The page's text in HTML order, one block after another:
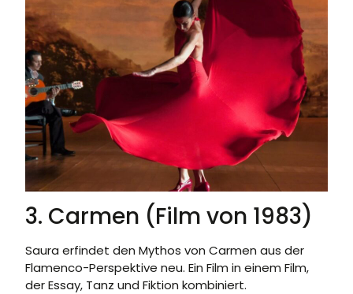
3. Carmen (Film von 1983)
Saura erfindet den Mythos von Carmen aus der
Flamenco-Perspektive neu. Ein Film in einem Film,
der Essay, Tanz und Fiktion kombiniert.